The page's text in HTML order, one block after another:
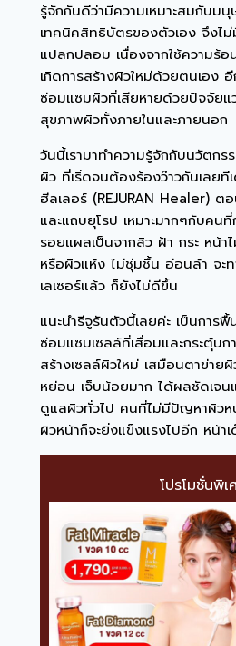
โปรโมชั่นพิเ
รู้จักกันดีว่ามีความเหมาะสมกับม
เทคนิคสิทธิบัตรของตัวเอง จึงไ
แปลกปลอม เนื่องจากใช้ความร้
เกิดการสร้างผิวใหม่ด้วยตนเอง
ซ่อมแซมผิวที่เสียหายด้วยปัจจัย
สุขภาพผิวทั้งภายในและภายนอก
วันนี้เรามาทำความรู้จักกับนวัตกร
ผิว ที่เริ่ดจนต้องร้องว๊าวกันเลย
ฮีลเลอร์ (REJURAN Healer) ต
และแถบยุโรป เหมาะมากๆกับคน
รอยแผลเป็นจากสิว ฝ้า กระ หน้า
หรือผิวแห้ง ไม่ชุ่มชื้น อ่อนล้า จะ
เลเซอร์แล้ว ก็ยังไม่ดีขึ้น
แนะนำรีจูรันตัวนี้เลยค่ะ เป็นการ
ซ่อมแซมเซลล์ที่เสื่อมและกระตุ้นก
สร้างเซลล์ผิวใหม่ เสมือนตาข่าย
หย่อน เจ็บน้อยมาก ได้ผลชัดเจน
ดูแลผิวทั่วไป คนที่ไม่มีปัญหาผิวห
ผิวหน้าก็จะยิ่งแข็งแรงไปอีก หน้า